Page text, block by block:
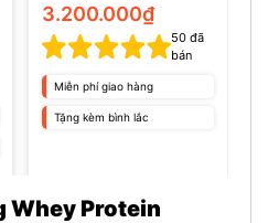
3.200.000₫
50 đã
bán
Miễn phí giao hàng
Tặng kèm bình lắc
Whey Protein